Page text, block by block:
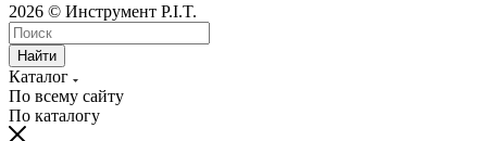
2026 © Инструмент P.I.T.
Найти
Каталог
По всему сайту
По каталогу